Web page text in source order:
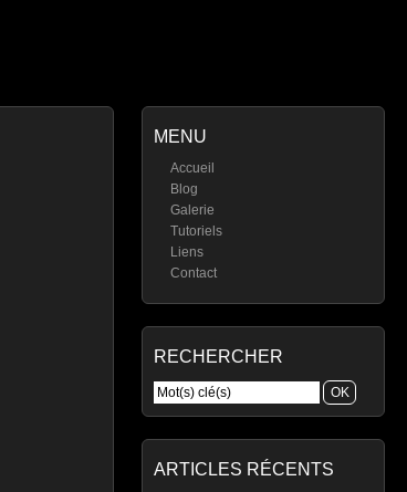
MENU
Accueil
Blog
Galerie
Tutoriels
Liens
Contact
RECHERCHER
ARTICLES RÉCENTS